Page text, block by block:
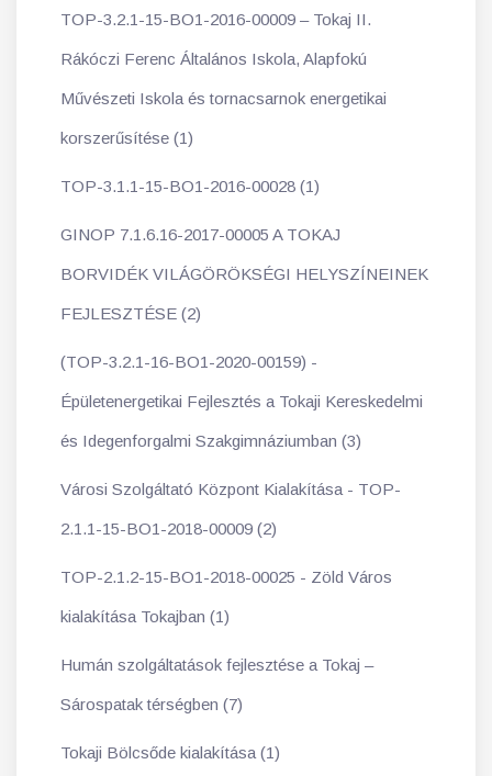
TOP-3.2.1-15-BO1-2016-00009 – Tokaj II.
Rákóczi Ferenc Általános Iskola, Alapfokú
Művészeti Iskola és tornacsarnok energetikai
korszerűsítése (1)
TOP-3.1.1-15-BO1-2016-00028 (1)
GINOP 7.1.6.16-2017-00005 A TOKAJ
BORVIDÉK VILÁGÖRÖKSÉGI HELYSZÍNEINEK
FEJLESZTÉSE (2)
(TOP-3.2.1-16-BO1-2020-00159) -
Épületenergetikai Fejlesztés a Tokaji Kereskedelmi
és Idegenforgalmi Szakgimnáziumban (3)
Városi Szolgáltató Központ Kialakítása - TOP-
2.1.1-15-BO1-2018-00009 (2)
TOP-2.1.2-15-BO1-2018-00025 - Zöld Város
kialakítása Tokajban (1)
Humán szolgáltatások fejlesztése a Tokaj –
Sárospatak térségben (7)
Tokaji Bölcsőde kialakítása (1)